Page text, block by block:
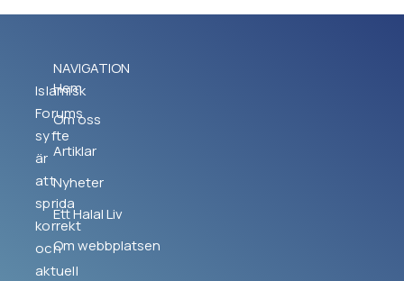
Islamisk
Forums
syfte
är
att
sprida
korrekt
och
aktuell
NAVIGATION
Hem
Om oss
Artiklar
Nyheter
Ett Halal Liv
Om webbplatsen